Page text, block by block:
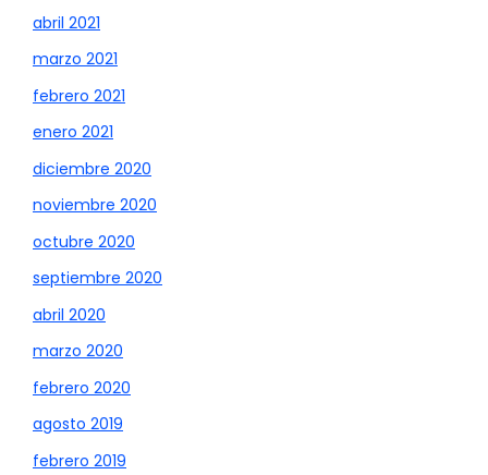
abril 2021
marzo 2021
febrero 2021
enero 2021
diciembre 2020
noviembre 2020
octubre 2020
septiembre 2020
abril 2020
marzo 2020
febrero 2020
agosto 2019
febrero 2019